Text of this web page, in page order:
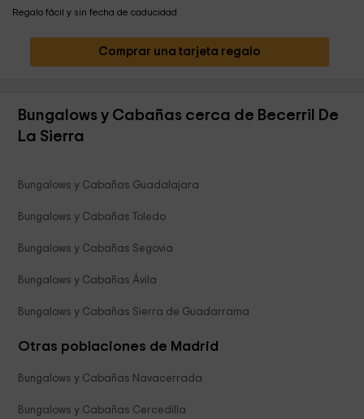
Regalo fácil y sin fecha de caducidad
Comprar una tarjeta regalo
Bungalows y Cabañas cerca de Becerril De
La Sierra
Bungalows y Cabañas Guadalajara
Bungalows y Cabañas Toledo
Bungalows y Cabañas Segovia
Bungalows y Cabañas Ávila
Bungalows y Cabañas Sierra de Guadarrama
Otras poblaciones de Madrid
Bungalows y Cabañas Navacerrada
Bungalows y Cabañas Cercedilla